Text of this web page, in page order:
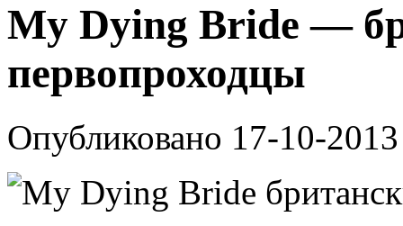
My Dying Bride —
первопроходцы
Опубликовано 17-10-2013